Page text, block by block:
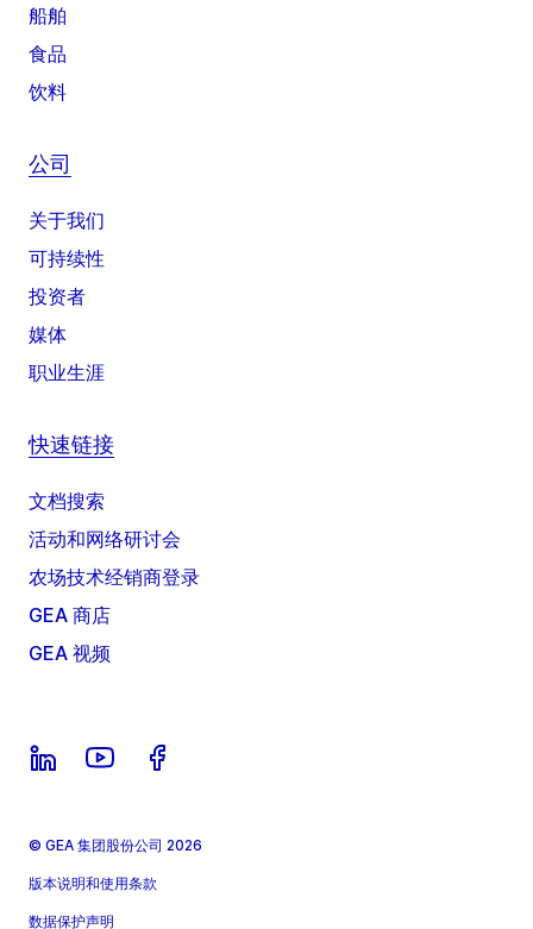
船舶
食品
饮料
公司
关于我们
可持续性
投资者
媒体
职业生涯
快速链接
文档搜索
活动和网络研讨会
农场技术经销商登录
GEA 商店
GEA 视频
© GEA 集团股份公司 2026
版本说明和使用条款
数据保护声明